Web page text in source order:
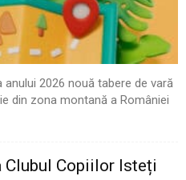
2026 nouă tabere de vară
din zona montană a României
Clubul Copiilor Isteți